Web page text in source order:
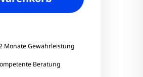
Monate Gewährleistung
Beratung